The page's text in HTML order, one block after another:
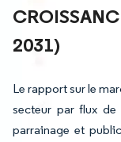
2031)
Le rapport sur le
secteur par flux de
parrainage et